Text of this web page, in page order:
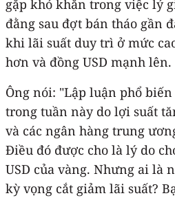
gặp khó khăn trong việc lý
đằng sau đợt bán tháo gần
khi lãi suất duy trì ở mức
hơn và đồng USD mạnh lên.
Ông nói: "Lập luận phổ
trong tuần này do lợi suất
và các ngân hàng trung
Điều đó được cho là lý do
USD của vàng. Nhưng ai là
kỳ vọng cắt giảm lãi suất?